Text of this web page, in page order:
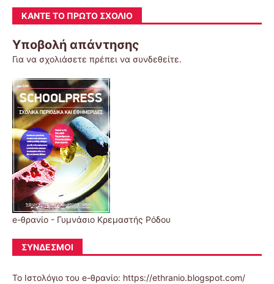
ΚΆΝΤΕ ΤΟ ΠΡΏΤΟ ΣΧΌΛΙΟ
Υποβολή απάντησης
Για να σχολιάσετε πρέπει να συνδεθείτε.
e-θρανίο - Γυμνάσιο Κρεμαστής Ρόδου
ΣΎΝΔΕΣΜΟΙ
Το Ιστολόγιο του e-θρανίο: https://ethranio.blogspot.com/